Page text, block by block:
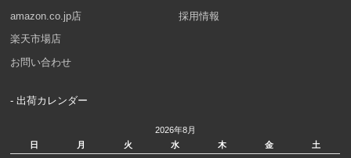
amazon.co.jp店
楽天市場店
お問い合わせ
採用情報
- 出荷カレンダー
2026年8月
日
月 火 水 木 金 土